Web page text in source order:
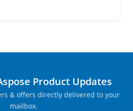
Product Updates
& offers directly delivered to your
mailbox.